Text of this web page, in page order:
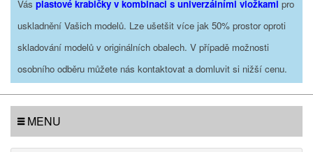
Vás plastové krabičky v kombinaci s univerzálními vložkami pro
uskladnění Vašich modelů. Lze ušetšit více jak 50% prostor oproti
skladování modelů v originálních obalech. V případě možnosti
osobního odběru můžete nás kontaktovat a domluvit si nižší cenu.
MENU